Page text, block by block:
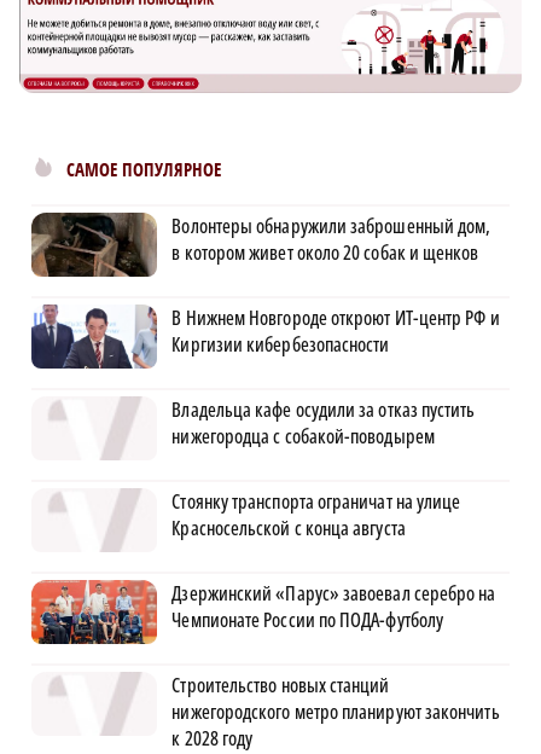
САМОЕ ПОПУЛЯРНОЕ
Волонтеры обнаружили заброшенный дом,
в котором живет около 20 собак и щенков
В Нижнем Новгороде откроют ИТ-центр РФ и
Киргизии кибербезопасности
Владельца кафе осудили за отказ пустить
нижегородца с собакой-поводырем
Стоянку транспорта ограничат на улице
Красносельской с конца августа
Дзержинский «Парус» завоевал серебро на
Чемпионате России по ПОДА-футболу
Строительство новых станций
нижегородского метро планируют закончить
к 2028 году